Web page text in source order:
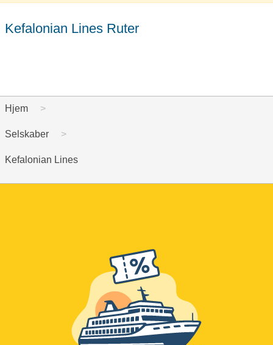
Kefalonian Lines Ruter
Hjem
Selskaber
Kefalonian Lines